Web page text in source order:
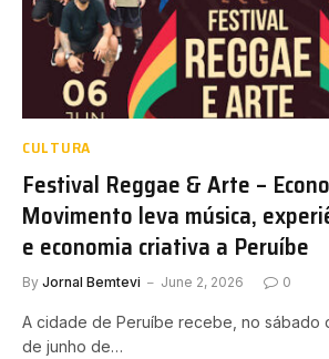
CULTURA
Festival Reggae & Arte –
Movimento leva música,
e economia criativa a Peruíbe
By Jornal Bemtevi June 2, 2026 0
A cidade de Peruíbe recebe, no sábado
de junho de…